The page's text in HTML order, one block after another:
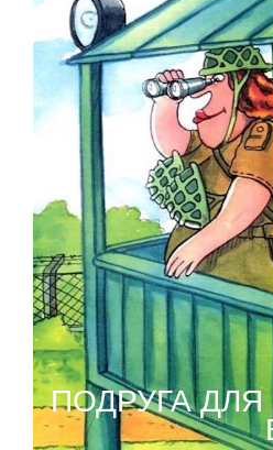
ПОДРУГА